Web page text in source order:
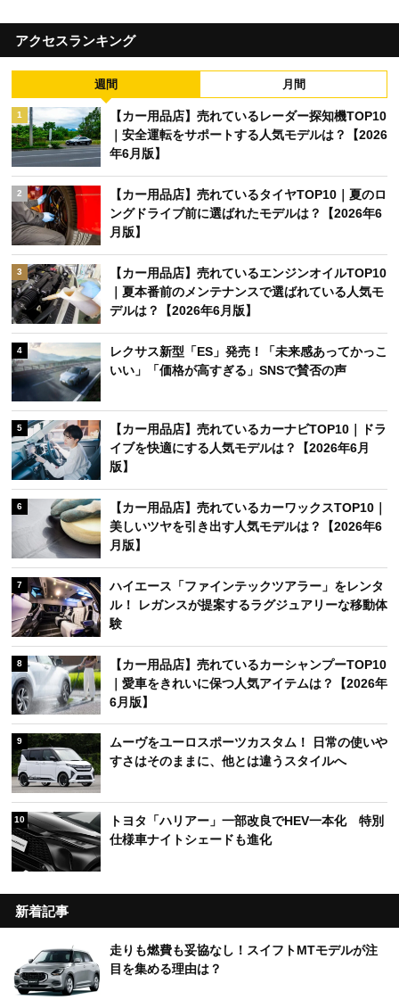
アクセスランキング
週間 月間
1
【カー用品店】売れているレーダー探知機TOP10
｜安全運転をサポートする人気モデルは？【2026
年6月版】
2
【カー用品店】売れているタイヤTOP10｜夏のロ
ングドライブ前に選ばれたモデルは？【2026年6
月版】
3
【カー用品店】売れているエンジンオイルTOP10
｜夏本番前のメンテナンスで選ばれている人気モ
デルは？【2026年6月版】
4
レクサス新型「ES」発売！「未来感あってかっこ
いい」「価格が高すぎる」SNSで賛否の声
5
【カー用品店】売れているカーナビTOP10｜ドラ
イブを快適にする人気モデルは？【2026年6月
版】
6
【カー用品店】売れているカーワックスTOP10｜
美しいツヤを引き出す人気モデルは？【2026年6
月版】
7
ハイエース「ファインテックツアラー」をレンタ
ル！ レガンスが提案するラグジュアリーな移動体
験
8
【カー用品店】売れているカーシャンプーTOP10
｜愛車をきれいに保つ人気アイテムは？【2026年
6月版】
9
ムーヴをユーロスポーツカスタム！ 日常の使いや
すさはそのままに、他とは違うスタイルへ
10
トヨタ「ハリアー」一部改良でHEV一本化 特別
仕様車ナイトシェードも進化
新着記事
走りも燃費も妥協なし！スイフトMTモデルが注
目を集める理由は？